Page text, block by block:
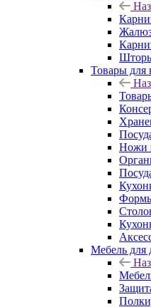
Товары для
Ножи
Мебель для